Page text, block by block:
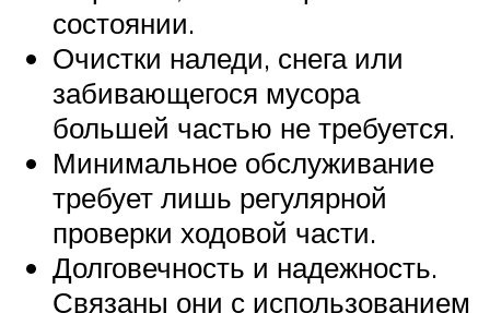
состоянии.
Очистки наледи, снега или
забивающегося мусора
большей частью не требуется.
Минимальное обслуживание
требует лишь регулярной
проверки ходовой части.
Долговечность и надежность.
Связаны они с использованием